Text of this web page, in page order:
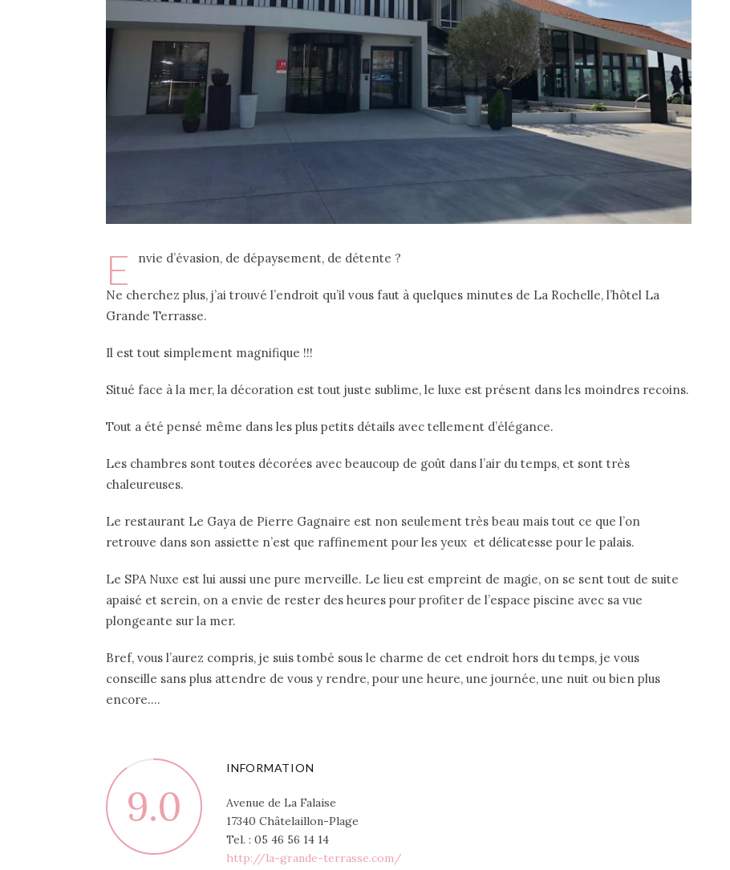
E nvie d’évasion, de dépaysement, de détente ?
Ne cherchez plus, j’ai trouvé l’endroit qu’il vous faut à quelques minutes de La Rochelle, l’hôtel La
Grande Terrasse.
Il est tout simplement magnifique !!!
Situé face à la mer, la décoration est tout juste sublime, le luxe est présent dans les moindres recoins.
Tout a été pensé même dans les plus petits détails avec tellement d’élégance.
Les chambres sont toutes décorées avec beaucoup de goût dans l’air du temps, et sont très
chaleureuses.
Le restaurant Le Gaya de Pierre Gagnaire est non seulement très beau mais tout ce que l’on
retrouve dans son assiette n’est que raffinement pour les yeux et délicatesse pour le palais.
Le SPA Nuxe est lui aussi une pure merveille. Le lieu est empreint de magie, on se sent tout de suite
apaisé et serein, on a envie de rester des heures pour profiter de l’espace piscine avec sa vue
plongeante sur la mer.
Bref, vous l’aurez compris, je suis tombé sous le charme de cet endroit hors du temps, je vous
conseille sans plus attendre de vous y rendre, pour une heure, une journée, une nuit ou bien plus
encore….
9.0
INFORMATION
Avenue de La Falaise
17340 Châtelaillon-Plage
Tel. : 05 46 56 14 14
http://la-grande-terrasse.com/